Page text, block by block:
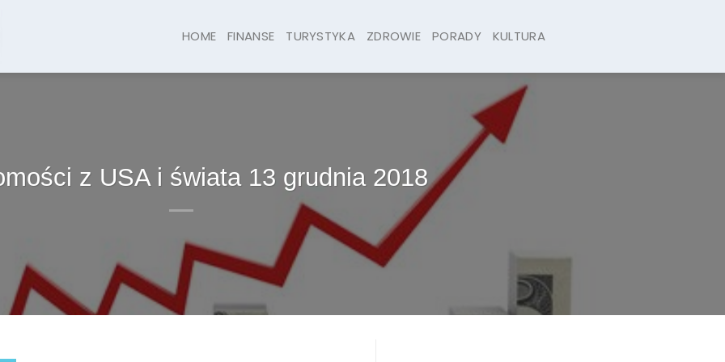
HOME FINANSE TURYSTYKA ZDROWIE PORADY KULTURA
z USA i świata 13 grudnia 2018